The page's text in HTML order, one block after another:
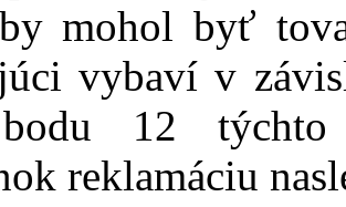
mohol byť
vybaví v
12 týchto
reklamáciu